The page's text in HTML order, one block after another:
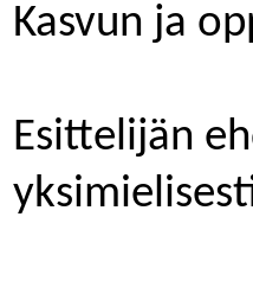
Kasvun ja
Esittelijän